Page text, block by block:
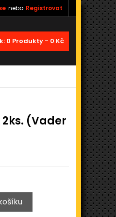
nebo Registrovat
0 Produkty - 0 Kč
(Vader